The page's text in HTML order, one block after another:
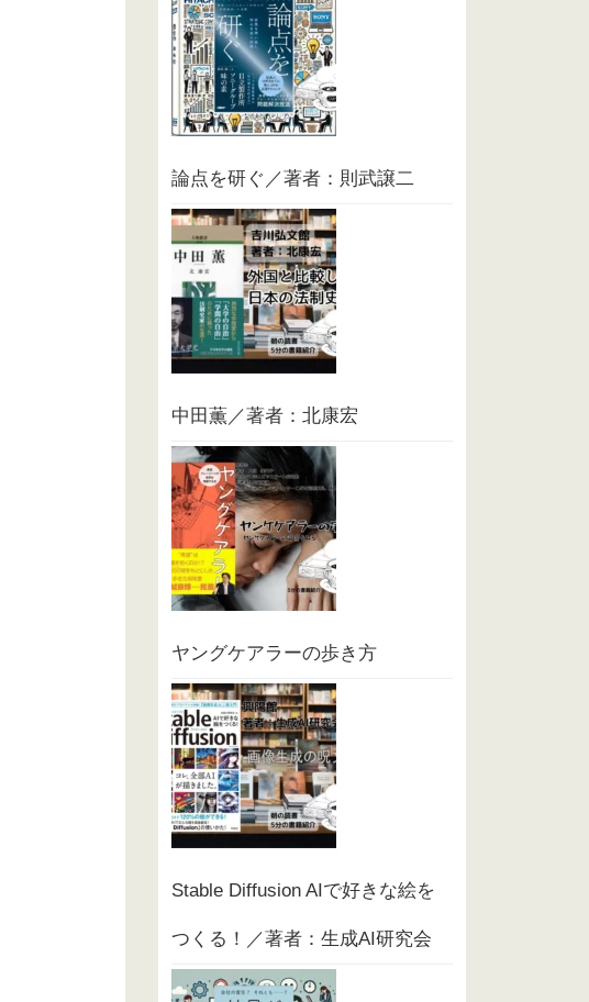
論点を研ぐ／著者：則武譲二
中田薫／著者：北康宏
ヤングケアラーの歩き方
Stable Diffusion AIで好きな絵を
つくる！／著者：生成AI研究会